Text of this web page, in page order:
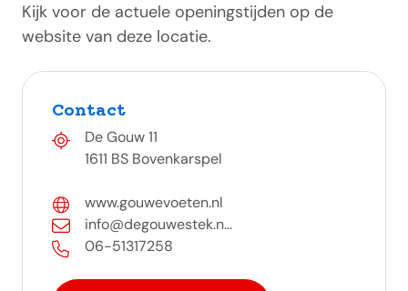
Kijk voor de actuele openingstijden op de
website van deze locatie.
Contact
De Gouw 11
1611 BS Bovenkarspel
www.gouwevoeten.nl
info@degouwestek.n...
06-51317258